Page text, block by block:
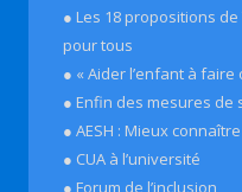
● Les 18 propositions
pour tous
● « Aider l’enfant à
● Enfin des mesures de
● AESH : Mieux
● CUA à l’université